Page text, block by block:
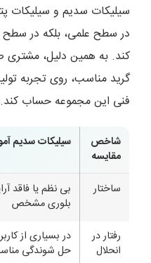
سیلیکات سدیم و سیلیکات
در سطح علمی، بلکه در سطح
کند. به همین دلیل، مشتری
گرید مناسب، روی تجربه
فنی این مجموعه حساب کند.
شاخص
مقایسه
سیلیکات سدیم
ساختار
بی نظم یا فاقد
بلوری مشخص
رفتار در
انحلال
در بسیاری از
حل شوندگی